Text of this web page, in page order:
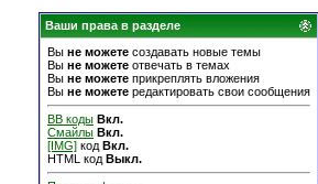
Ваши права в разделе
Вы не можете создавать новые темы
Вы не можете отвечать в темах
Вы не можете прикреплять вложения
Вы не можете редактировать свои сообщения
BB коды Вкл.
Смайлы Вкл.
[IMG] код Вкл.
HTML код Выкл.